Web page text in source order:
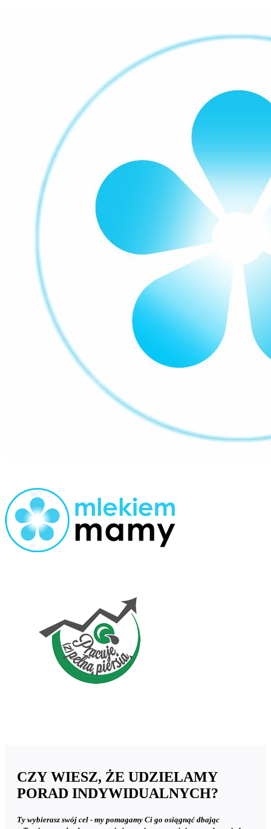
CZY WIESZ, ŻE UDZIELAMY
PORAD INDYWIDUALNYCH?
Ty wybierasz swój cel - my pomagamy Ci go osiągnąć dbając